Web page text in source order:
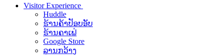
Visitor Experience
Huddle
ຮ້ານຄ້າປັອບອັບ
ຮ້ານຄາເຟ່
Google Store
ລານກວ້າງ